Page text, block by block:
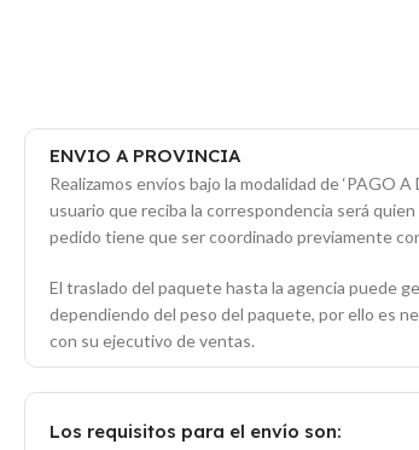
ENVIO A PROVINCIA
Realizamos envíos bajo la modalidad de ‘PAGO
usuario que reciba la correspondencia será
pedido tiene que ser coordinado previamente
El traslado del paquete hasta la agencia puede
dependiendo del peso del paquete, por ello es
con su ejecutivo de ventas.
Los requisitos para el envío son: